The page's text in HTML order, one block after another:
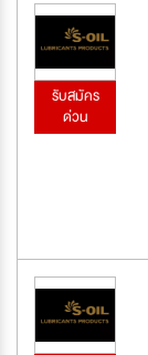
รับสมัคร
ด่วน